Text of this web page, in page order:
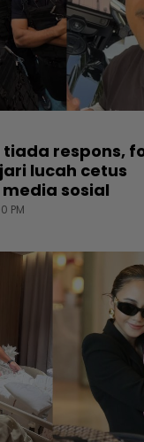
tiada respons,
lucah cetus
sosial
PM